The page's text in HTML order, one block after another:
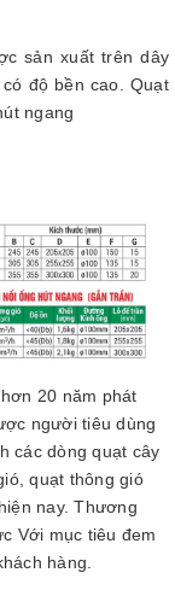
sản xuất trên dây
độ bền cao. Quạt
ngang
20 năm phát
người tiêu dùng
các dòng quạt cây
quạt thông gió
nay. Thương
Với mục tiêu đem
hàng.